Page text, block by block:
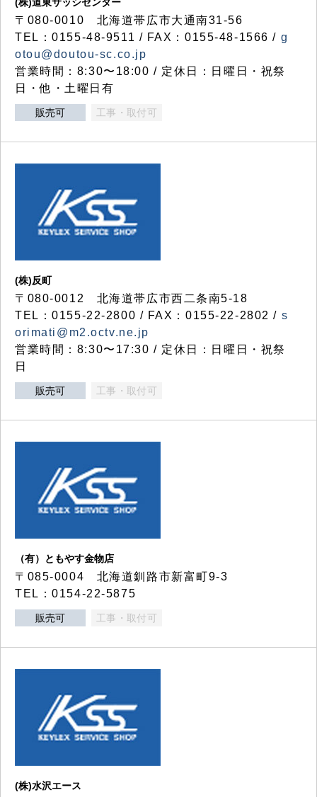
〒080-0010 北海道帯広市大通南31-56
TEL：0155-48-9511 / FAX：0155-48-1566 / g
otou@doutou-sc.co.jp
営業時間：8:30〜18:00 / 定休日：日曜日・祝祭
日・他・土曜日有
販売可 工事・取付可
(株)反町
〒080-0012 北海道帯広市西二条南5-18
TEL：0155-22-2800 / FAX：0155-22-2802 / s
orimati@m2.octv.ne.jp
営業時間：8:30〜17:30 / 定休日：日曜日・祝祭
日
販売可 工事・取付可
（有）ともやす金物店
〒085-0004 北海道釧路市新富町9-3
TEL：0154-22-5875
販売可 工事・取付可
(株)水沢エース